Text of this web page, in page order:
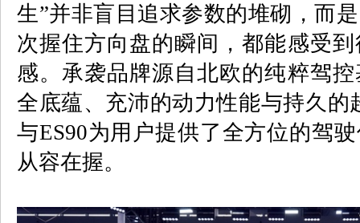
生”并非盲目追求参数的堆砌，而
次握住方向盘的瞬间，都能感受
感。承袭品牌源自北欧的纯粹驾
全底蕴、充沛的动力性能与持久的
与ES90为用户提供了全方位的驾
从容在握。